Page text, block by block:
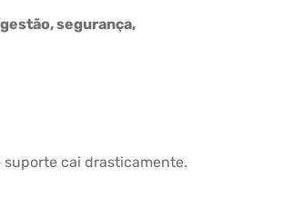
gestão, segurança,
suporte cai drasticamente.